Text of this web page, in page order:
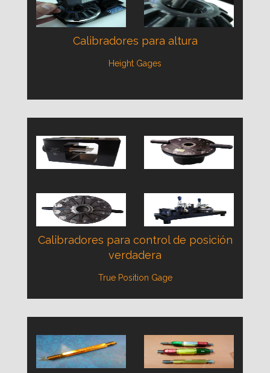
Calibradores para altura
Height Gages
Calibradores para control de posición
verdadera
True Position Gage